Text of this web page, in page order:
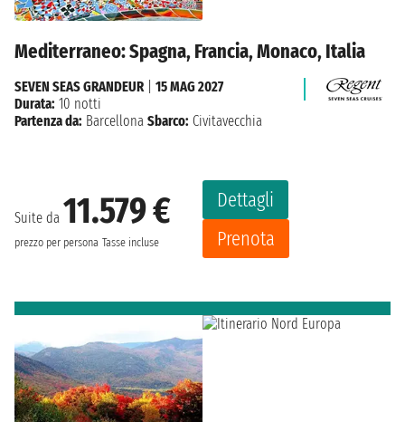
Mediterraneo: Spagna, Francia, Monaco, Italia
Suite da 11.579 €
prezzo per persona Tasse incluse
Dettagli
Prenota
SEVEN SEAS GRANDEUR| 15 MAG 2027
Durata: 10 notti
Partenza da: Barcellona Sbarco: Civitavecchia